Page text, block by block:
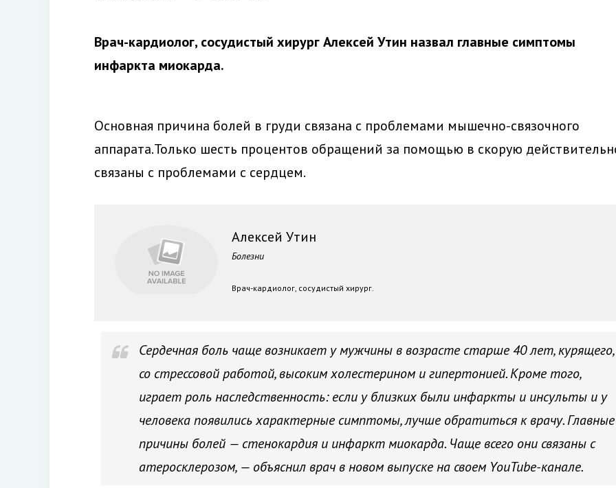
Врач-кардиолог, сосудистый хирург Алексей Утин назвал главные симптомы
инфаркта миокарда.
Основная причина болей в груди связана с проблемами мышечно-связочного
аппарата.Только шесть процентов обращений за помощью в скорую
связаны с проблемами с сердцем.
Алексей Утин
Болезни
Врач-кардиолог, сосудистый хирург.
Сердечная боль чаще возникает у мужчины в возрасте старше 40 лет, курящего,
со стрессовой работой, высоким холестерином и гипертонией. Кроме того,
играет роль наследственность: если у близких были инфаркты и инсульты и у
человека появились характерные симптомы, лучше обратиться к врачу. Главные
причины болей — стенокардия и инфаркт миокарда. Чаще всего они связаны с
атеросклерозом, — объяснил врач в новом выпуске на своем YouTube-канале.